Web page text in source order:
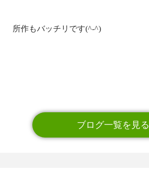
所作もバッチリです(^-^)
ブログ一覧を見る